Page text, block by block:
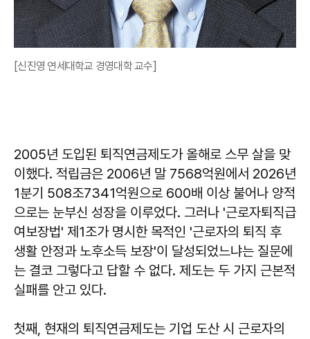
[신진영 연세대학교 경영대학 교수]
2005년 도입된 퇴직연금제도가 올해로 스무 살을 맞
이했다. 적립금은 2006년 말 7568억원에서 2026년
1분기 508조7341억원으로 600배 이상 불어나 양적
으로는 눈부신 성장을 이루었다. 그러나 '근로자퇴직급
여보장법' 제1조가 명시한 목적인 '근로자의 퇴직 후
생활 안정과 노후소득 보장'이 달성되었느냐는 질문에
는 결코 그렇다고 답할 수 없다. 제도는 두 가지 근본적
실패를 안고 있다.
첫째, 현재의 퇴직연금제도는 기업 도산 시 근로자의